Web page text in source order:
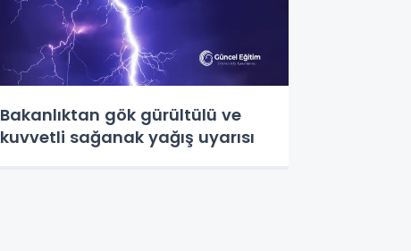
Bakanlıktan gök gürültülü ve
kuvvetli sağanak yağış uyarısı